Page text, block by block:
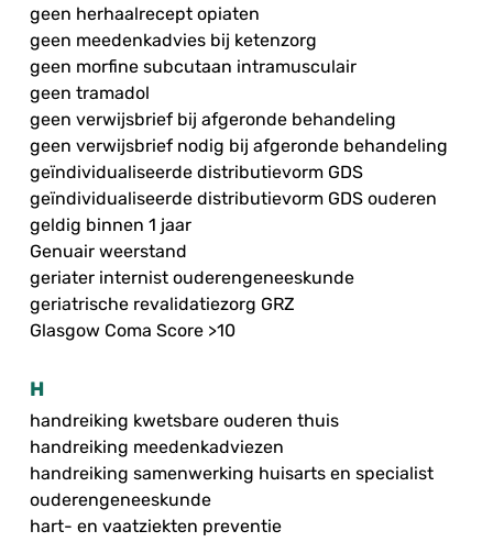
geen herhaalrecept opiaten
geen meedenkadvies bij ketenzorg
geen morfine subcutaan intramusculair
geen tramadol
geen verwijsbrief bij afgeronde behandeling
geen verwijsbrief nodig bij afgeronde behandeling
geïndividualiseerde distributievorm GDS
geïndividualiseerde distributievorm GDS ouderen
geldig binnen 1 jaar
Genuair weerstand
geriater internist ouderengeneeskunde
geriatrische revalidatiezorg GRZ
Glasgow Coma Score >10
H
handreiking kwetsbare ouderen thuis
handreiking meedenkadviezen
handreiking samenwerking huisarts en specialist
ouderengeneeskunde
hart- en vaatziekten preventie